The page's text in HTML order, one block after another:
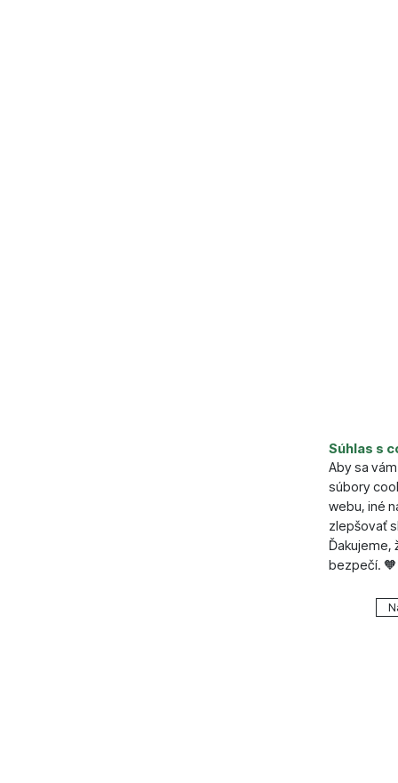
Súhlas s
Aby sa
súbory
webu, iné
zlepšovať
Ďakujeme,
bezpečí. 🧡
Dľžka
Šírka (cm)
Počet